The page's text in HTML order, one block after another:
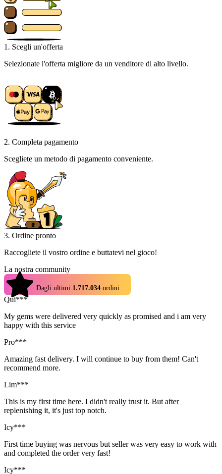
1. Scegli un'offerta
Selezionate l'offerta migliore da un venditore di alto livello.
2. Completa pagamento
Scegliete un metodo di pagamento conveniente.
3. Ordine pronto
Raccogliete il vostro ordine e buttatevi nel gioco!
La nostra community
Dagli ultimi 1.717.034 ordini
Qui***
My gems were delivered very quickly as promised and i am very
happy with this service
Pro***
Amazing fast delivery. I will continue to buy from them! Can't
recommend more.
Lim***
This is my first time here. I didn't really trust it. But after
replenishing it, it's just top notch.
Icy***
First time buying was nervous but seller was very easy to work with
and completed the order very fast!
Icy***